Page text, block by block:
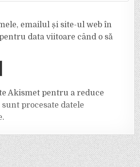
emailul și site-ul web în
data viitoare când o să
Akismet pentru a reduce
procesate datele
.